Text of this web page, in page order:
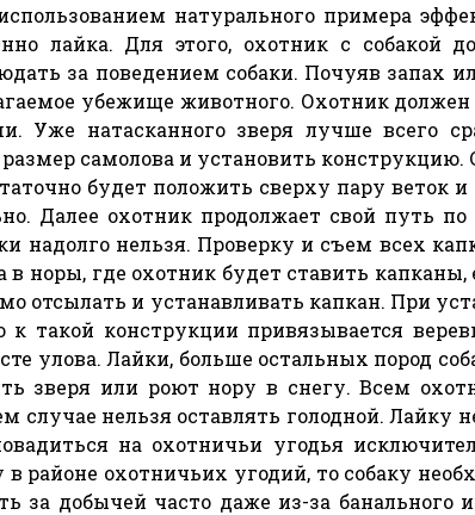
натурального примера
лайка. Для этого, охотник с собакой
за поведением собаки. Почуяв запах
убежище животного. Охотник
Уже натасканного зверя лучше всего
самолова и установить
будет положить сверху пару веток
Далее охотник продолжает свой путь
надолго нельзя. Проверку и съем всех
норы, где охотник будет ставить
отсылать и устанавливать капкан. При
такой конструкции привязывается
улова. Лайки, больше остальных пород
зверя или роют нору в снегу. Всем
случае нельзя оставлять голодной.
на охотничьи угодья
районе охотничьих угодий, то собаку
за добычей часто даже из-за